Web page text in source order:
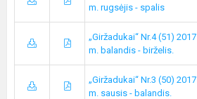
m. rugsėjis - spalis
„Giržadukai“ Nr.4 (51) 2017
m. balandis - birželis.
„Giržadukai“ Nr.3 (50) 2017
m. sausis - balandis.